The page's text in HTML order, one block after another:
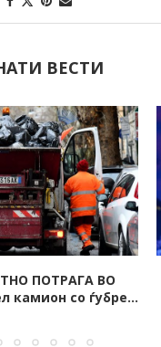
ВЕСТИ
милиони на